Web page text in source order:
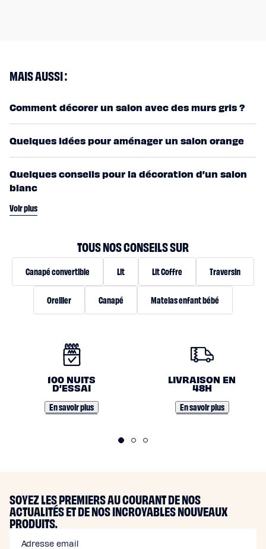
MAIS AUSSI :
Comment décorer un salon avec des murs gris ?
Quelques idées pour aménager un salon orange
Quelques conseils pour la décoration d’un salon
blanc
Voir plus
TOUS NOS CONSEILS SUR
Canapé convertible Lit Lit Coffre Traversin
Oreiller Canapé Matelas enfant bébé
E
M
100 NUITS
D’ESSAI
En savoir plus
LIVRAISON EN
48H
En savoir plus
SOYEZ LES PREMIERS AU COURANT DE NOS
ACTUALITÉS ET DE NOS INCROYABLES NOUVEAUX
PRODUITS.
Adresse email